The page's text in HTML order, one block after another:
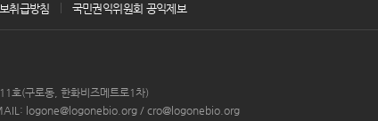
취급방침 국민권익위원회 공익제보
호(구로동, 한화비즈메트로1차)
logone@logonebio.org / cro@logonebio.org